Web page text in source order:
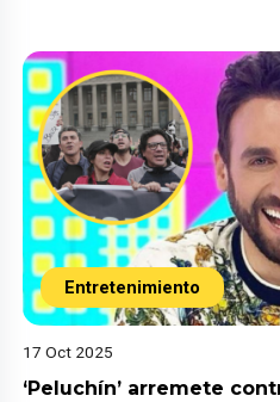
Entretenimiento
17 Oct 2025
‘Peluchín’ arremete